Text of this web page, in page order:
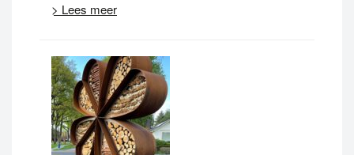
> Lees meer